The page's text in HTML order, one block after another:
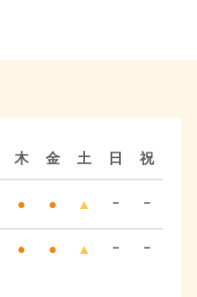
木 金 土 日 祝
● ● ▲ ｰ ｰ
● ● ▲ ｰ ｰ